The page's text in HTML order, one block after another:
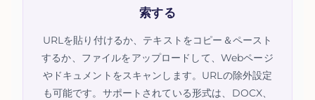
索する
URLを貼り付けるか、テキストをコピー＆ペースト
するか、ファイルをアップロードして、Webページ
やドキュメントをスキャンします。URLの除外設定
も可能です。サポートされている形式は、DOCX、